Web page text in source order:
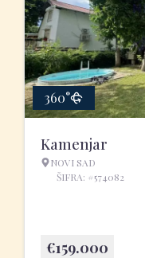
360°
Kamenjar
NOVI SAD
ŠIFRA: #574082
€159.000